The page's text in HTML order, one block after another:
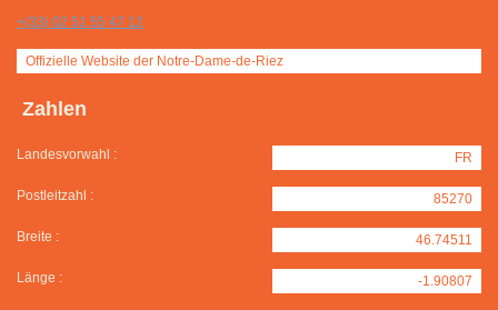
+(33) 02 51 55 47 12
Offizielle Website der Notre-Dame-de-Riez
Zahlen
Landesvorwahl : FR
Postleitzahl : 85270
Breite : 46.74511
Länge : -1.90807